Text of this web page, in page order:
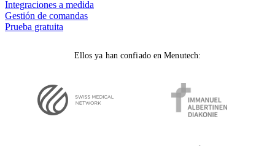
Integraciones a medida
Gestión de comandas
Prueba gratuita
Ellos ya han confiado en Menutech: